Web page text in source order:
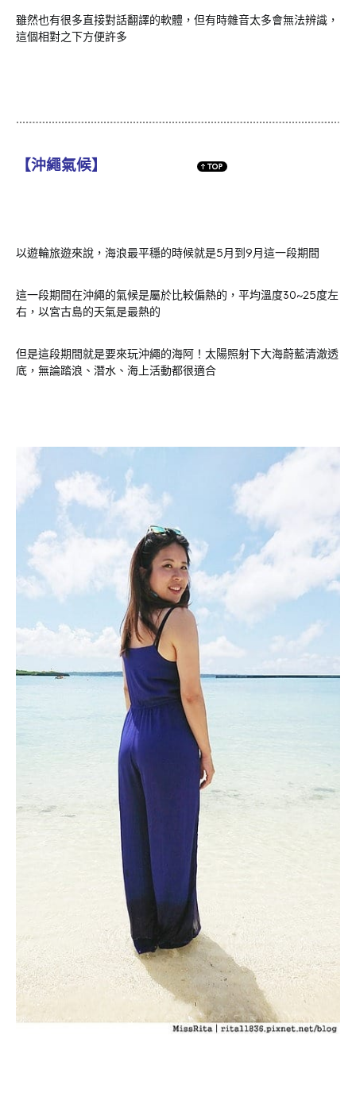
雖然也有很多直接對話翻譯的軟體，但有時雜音太多會無法辨識，
這個相對之下方便許多
【沖繩氣候】
以遊輪旅遊來說，海浪最平穩的時候就是5月到9月這一段期間
這一段期間在沖繩的氣候是屬於比較偏熱的，平均溫度30~25度左
右，以宮古島的天氣是最熱的
但是這段期間就是要來玩沖繩的海阿！太陽照射下大海蔚藍清澈透
底，無論踏浪、潛水、海上活動都很適合